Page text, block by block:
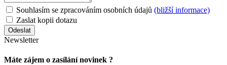
Souhlasím se zpracováním osobních údajů (bližší informace)
Zaslat kopii dotazu
Newsletter
Máte zájem o zasílání novinek ?